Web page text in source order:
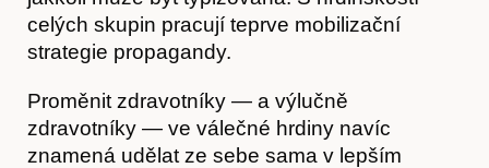
Akce
celých skupin pracují teprve mobilizační
strategie propagandy.
Proměnit zdravotníky — a výlučně
zdravotníky — ve válečné hrdiny navíc
znamená udělat ze sebe sama v lepším